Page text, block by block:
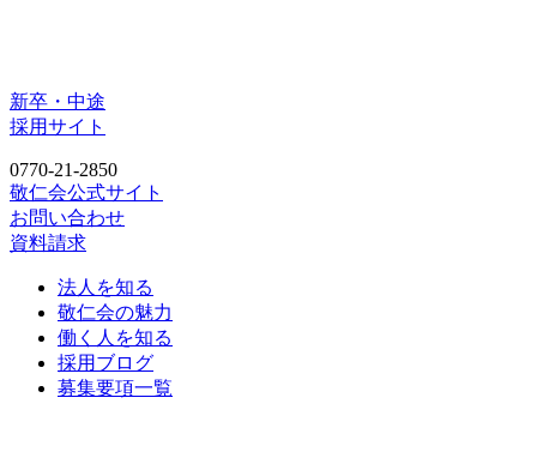
新卒・中途
採用サイト
0770-21-2850
敬仁会公式サイト
お問い合わせ
資料請求
法人を知る
敬仁会の魅力
働く人を知る
採用ブログ
募集要項一覧